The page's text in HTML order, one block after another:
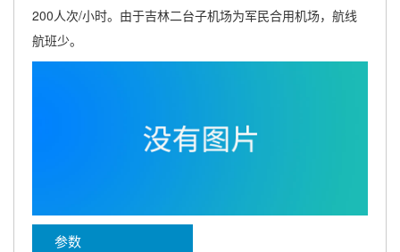
200人次/小时。由于吉林二台子机场为军民合用机场，航线
航班少。
参数